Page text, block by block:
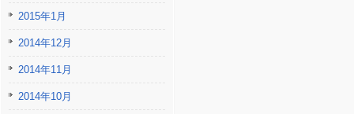
2015年1月
2014年12月
2014年11月
2014年10月